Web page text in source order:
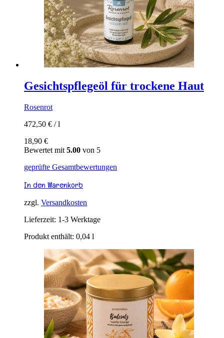
Gesichtspflegeöl für trockene Haut
Rosenrot
472,50 € /l
18,90 €
Bewertet mit 5.00 von 5
geprüfte Gesamtbewertungen
In den Warenkorb
zzgl. Versandkosten
Lieferzeit: 1-3 Werktage
Produkt enthält: 0,04 l